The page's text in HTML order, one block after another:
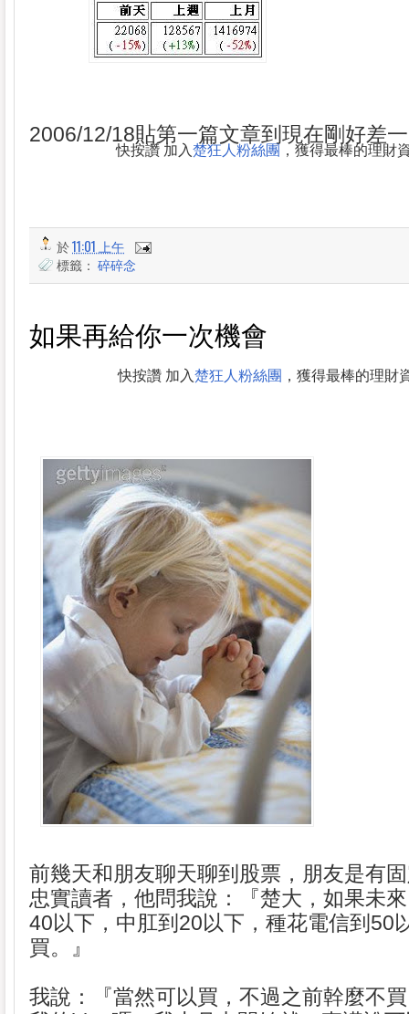
2006/12/18貼第一篇文章到現在剛好差
快按讚 加入楚狂人粉絲團 ，獲得最棒的理財
於11:01 上午
標籤： 碎碎念
如果再給你一次機會
快按讚 加入楚狂人粉絲團 ，獲得最棒的理財
前幾天和朋友聊天聊到股票，朋友是有
忠實讀者，他問我說：『楚大，如果未
40以下，中肛到20以下，種花電信到50
買。』
我說：『當然可以買，不過之前幹麼不